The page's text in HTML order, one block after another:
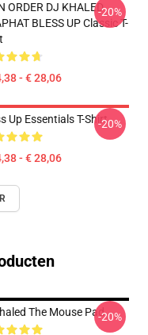
ORDER DJ KHALED
BLESS UP Classic T-
- € 28,06
-20%
Up Essentials T-Shirt
- € 28,06
-20%
The Mouse Pad-20%